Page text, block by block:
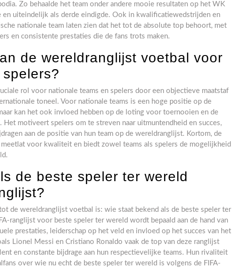
Zo behaalde het team onder andere mooie resultaten op het WK
uiteindelijk als derde eindigde. Ook in kwalificatiewedstrijden en
nationale team laten zien dat het tot de absolute top behoort, met
en consistente prestaties die de fans trots maken.
de wereldranglijst voetbal voor
rol voor nationale teams en spelers door een objectieve maatstaf
toneel. Voor nationale teams is een hoge positie op de
kan het ook invloed hebben op de loting voor toernooien en de
motiveert spelers om te streven naar uitmuntendheid en succes,
aan de positie van hun team op de wereldranglijst. Kortom, de
voor kwaliteit en biedt zowel teams als spelers de mogelijkheid
de beste speler ter wereld
de wereldranglijst voetbal is: wie staat bekend als de beste speler ter
ranglijst voor beste speler ter wereld wordt bepaald aan de hand van
prestaties, leiderschap op het veld en invloed op het succes van het
Lionel Messi en Cristiano Ronaldo vaak de top van deze ranglijst
en constante bijdrage aan hun respectievelijke teams. Hun rivaliteit
over wie nu echt de beste speler ter wereld is volgens de FIFA-